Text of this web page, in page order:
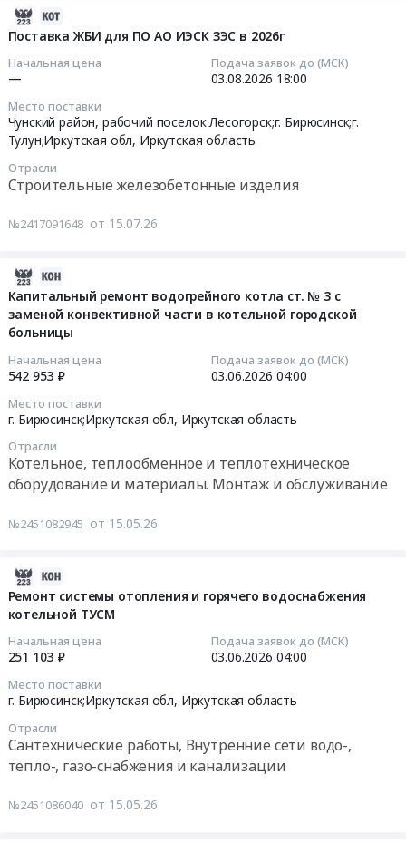
Полиграфия
Реклама, Дизайн, Маркетинг, Теле и радиовещание
Топливо, Уголь, Продукция нефтепереработки
Автомобили, Спецтехника, Авиа- ЖД-техника, Суда
Финансы, Страхование, Оценка, Юридические услуги
Одежда, Средства защиты, Текстиль, Хозтовары, Тара
Энергетика
Нефтяная и Газовая отрасль
Промышленное оборудование и изделия
Прочее оборудование и изделия
Обучение, Научная деятельность
Аренда и продажа Недвижимости и имущества
Услуги в области Спорта, Отдыха, Культуры
Товары для Спорта, Отдыха, Развлечений, Предметы
Искусства
Металлургическое производство
Химическая продукция
Лесообработка, Изделия из дерева
Сельское хозяйство
Отходы и лом
Услуги ЖКХ
Поставка ЖБИ для ПО АО ИЭСК ЗЭС в 2026г
Начальная цена
—
Подача заявок до (МСК)
03.08.2026 18:00
Место поставки
Чунский район, рабочий поселок Лесогорск;г. Бирюсинск;г.
Тулун;Иркутская обл, Иркутская область
Отрасли
Строительные железобетонные изделия
№2417091648 от 15.07.26
Капитальный ремонт водогрейного котла ст. № 3 с
заменой конвективной части в котельной городской
больницы
Начальная цена
542 953 ₽
Подача заявок до (МСК)
03.06.2026 04:00
Место поставки
г. Бирюсинск;Иркутская обл, Иркутская область
Отрасли
Котельное, теплообменное и теплотехническое
оборудование и материалы. Монтаж и обслуживание
№2451082945 от 15.05.26
Ремонт системы отопления и горячего водоснабжения
котельной ТУСМ
Начальная цена
251 103 ₽
Подача заявок до (МСК)
03.06.2026 04:00
Место поставки
г. Бирюсинск;Иркутская обл, Иркутская область
Отрасли
Сантехнические работы, Внутренние сети водо-,
тепло-, газо-снабжения и канализации
№2451086040 от 15.05.26